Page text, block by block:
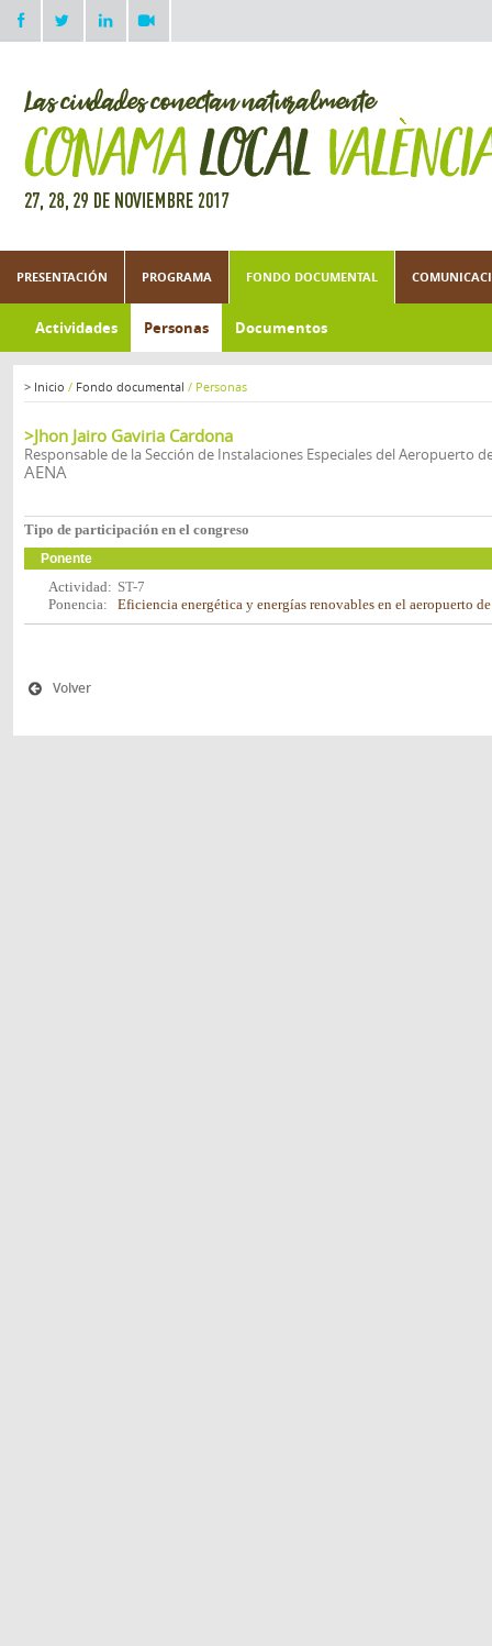
PRESENTACIÓN PROGRAMA FONDO DOCUMENTAL
Actividades Personas Documentos
> Inicio / Fondo documental / Personas
>Jhon Jairo Gaviria Cardona
Responsable de la Sección de Instalaciones Especiales del Aeropuerto
AENA
Tipo de participación en el congreso
Ponente
Actividad: ST-7
Ponencia:
Eficiencia energética y energías renovables en el aeropuerto
Volver